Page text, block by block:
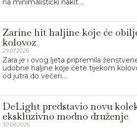
na minimalistički nakit....
Zarine hit haljine koje će
kolovoz
29.07.2026.
Zara je i ovog ljeta pripremila
udobne haljine koje ćete tijekom
od jutra do večeri....
DeLight predstavio novu
ekskluzivno modno druženje
30.06.2026.